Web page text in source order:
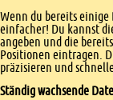
Wenn du bereits einige
einfacher! Du kannst
angeben und die
Positionen eintragen.
präzisieren und
Ständig wachsende